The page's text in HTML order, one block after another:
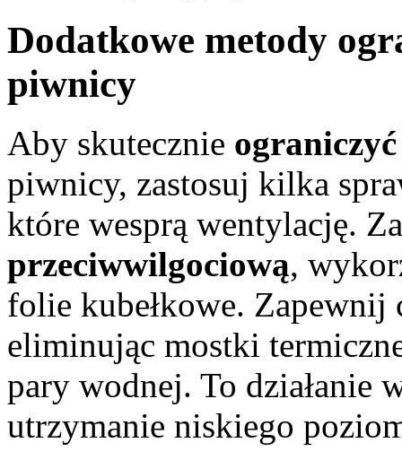
Dodatkowe metody
piwnicy
Aby skutecznie
piwnicy, zastosuj kilka
które wesprą wentylację.
przeciwwilgociową,
folie kubełkowe. Zapewnij
eliminując mostki
pary wodnej. To działanie
utrzymanie niskiego